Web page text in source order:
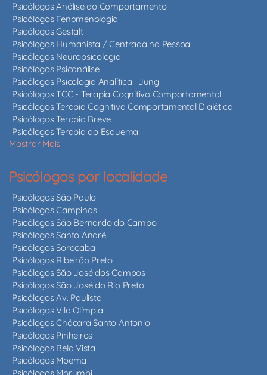
Psicólogos Análise do Comportamento
Psicólogos Fenomenologia
Psicólogos Gestalt
Psicólogos Humanista / Centrada na Pessoa
Psicólogos Neuropsicologia
Psicólogos Psicanálise
Psicólogos Psicologia Analítica | Jung
Psicólogos TCC - Terapia Cognitivo Comportamental
Psicólogos Terapia Cognitiva Comportamental Dialética
Psicólogos Terapia Breve
Psicólogos Terapia do Esquema
Mostrar Mais
Psicólogos por localidade
Psicólogos São Paulo
Psicólogos Campinas
Psicólogos São Bernardo do Campo
Psicólogos Santo André
Psicólogos Sorocaba
Psicólogos Ribeirão Preto
Psicólogos São José dos Campos
Psicólogos São José do Rio Preto
Psicólogos Av. Paulista
Psicólogos Vila Olímpia
Psicólogos Chácara Santo Antonio
Psicólogos Pinheiros
Psicólogos Bela Vista
Psicólogos Moema